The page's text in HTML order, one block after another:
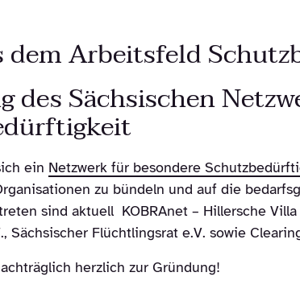
dem Arbeitsfeld
des Sächsischen
ein Netzwerk für besondere
zu bündeln und auf die
sind aktuell KOBRAnet – Hillersche
Sächsischer Flüchtlingsrat e.V. sowie
herzlich zur Gründung!